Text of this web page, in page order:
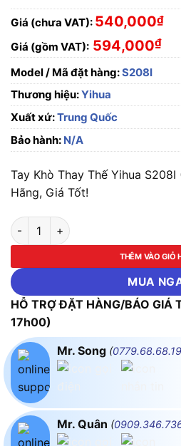
Giá (chưa VAT): 540,000₫
Giá (gồm VAT): 594,000₫
Model / Mã đặt hàng:S208I
Thương hiệu:Yihua
Xuất xứ:Trung Quốc
Bảo hành: N/A
Tay Khò Thay Thế Yihua
Hãng, Giá Tốt!
Tay Khò Thay Thế Yihua S208I
THÊM VÀO GIỎ
MUA
HỖ TRỢ ĐẶT HÀNG/BÁO
17h00)
Mr. Song (0779.68.68.19
Mr. Quân (